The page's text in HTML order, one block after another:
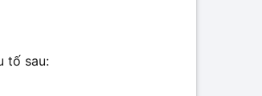
tố sau: